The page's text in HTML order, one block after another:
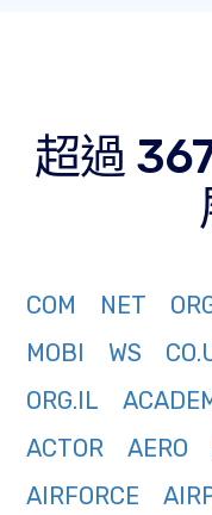
超過
COM NET
MOBI
WS
ORG.IL
ACTOR
AERO
AIRFORCE